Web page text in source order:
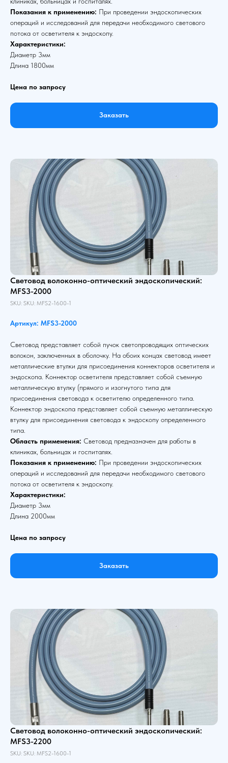
Показания к применению: При проведении эндоскопических
операций и исследований для передачи необходимого светового
потока от осветителя к эндоскопу.
Характеристики:
Диаметр 3мм
Длина 1800мм
Цена по запросу
Заказать
Световод волоконно-оптический эндоскопический:
MFS3-2000
SKU: SKU: MFS2-1600-1
Артикул: MFS3-2000
Световод представляет собой пучок светопроводящих оптических
волокон, заключенных в оболочку. На обоих концах световод имеет
металлические втулки для присоединения коннекторов осветителя и
эндоскопа. Коннектор осветителя представляет собой съемную
металлическую втулку (прямого и изогнутого типа для
присоединения световода к осветителю определенного типа.
Коннектор эндоскопа представляет собой съемную металлическую
втулку для присоединения световода к эндоскопу определенного
типа.
Область применения: Световод предназначен для работы в
клиниках, больницах и госпиталях.
Показания к применению: При проведении эндоскопических
операций и исследований для передачи необходимого светового
потока от осветителя к эндоскопу.
Характеристики:
Диаметр 3мм
Длина 2000мм
Цена по запросу
Заказать
Световод волоконно-оптический эндоскопический:
MFS3-2200
SKU: SKU: MFS2-1600-1